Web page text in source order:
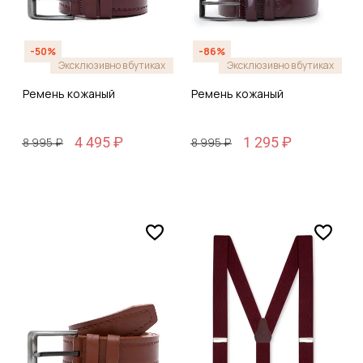
-50%
Эксклюзивно в бутиках
Ремень кожаный
8 995 ₽ 4 495 ₽
-86%
Эксклюзивно в бутиках
Ремень кожаный
8 995 ₽ 1 295 ₽